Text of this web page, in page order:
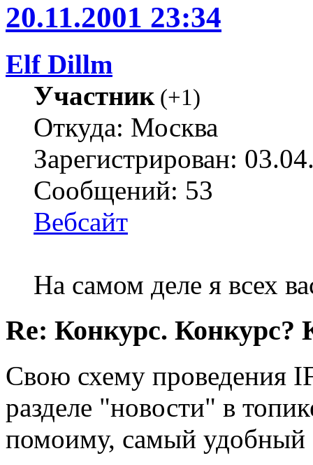
20.11.2001 23:34
Elf Dillm
Участник(+1)
Откуда: Москва
Зарегистрирован:
Сообщений: 53
Вебсайт
На самом деле я всех
Re: Конкурс. Конкурс?
Свою схему проведения
разделе "новости" в
помоиму, самый удобный